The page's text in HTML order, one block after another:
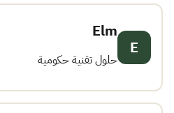
E
Elm
حلول تقنية حكومية